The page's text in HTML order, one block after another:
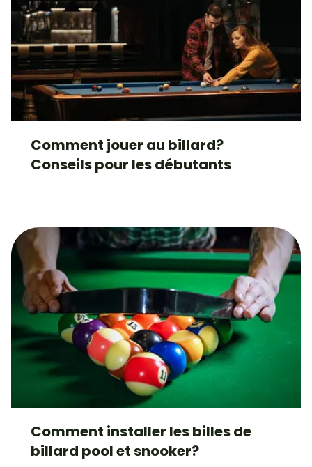
Comment jouer au billard?
Conseils pour les débutants
Comment installer les billes de
billard pool et snooker?